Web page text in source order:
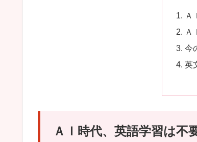
Ａ
Ａ
今
英
ＡＩ時代、英語学習は不